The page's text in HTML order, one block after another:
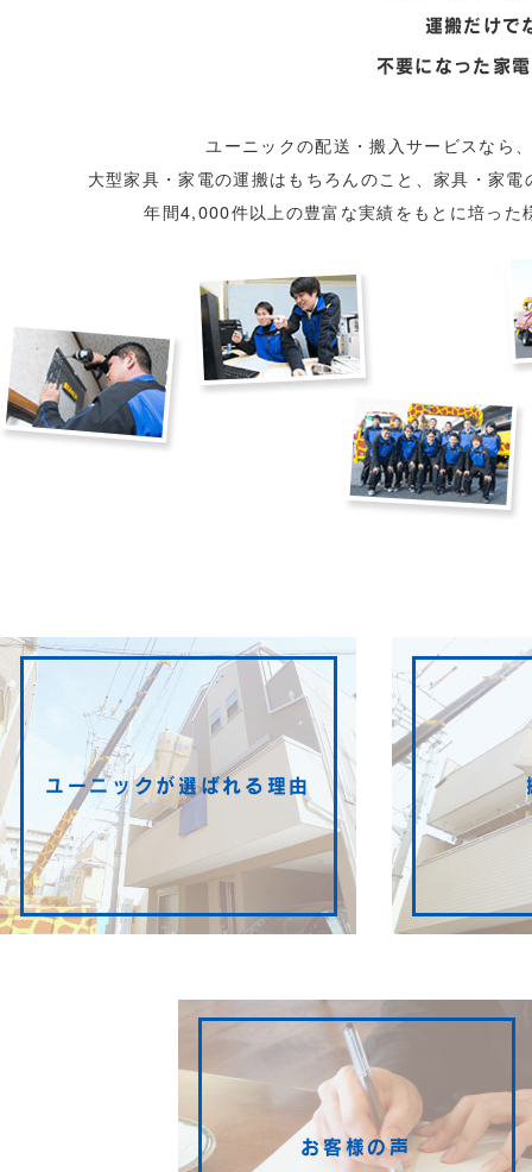
運搬だけで
不要になった家
ユーニックの配送・搬入サービスなら
大型家具・家電の運搬はもちろんのこと、家具・家
年間4,000件以上の豊富な実績をもとに培っ
ユーニックが選ばれる理由
お客様の声